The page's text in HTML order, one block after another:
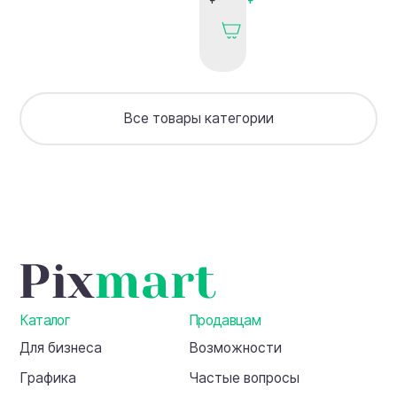
технология
+
чертежи
Все товары категории
Каталог
Для бизнеса
Графика
Продавцам
Возможности
Частые вопросы